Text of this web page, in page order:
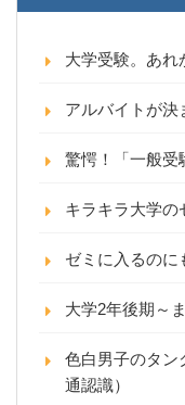
大学受験。あれ
アルバイトが決
驚愕！「一般受
キラキラ大学の
ゼミに入るのに
大学2年後期～
色白男子のタン
通認識）